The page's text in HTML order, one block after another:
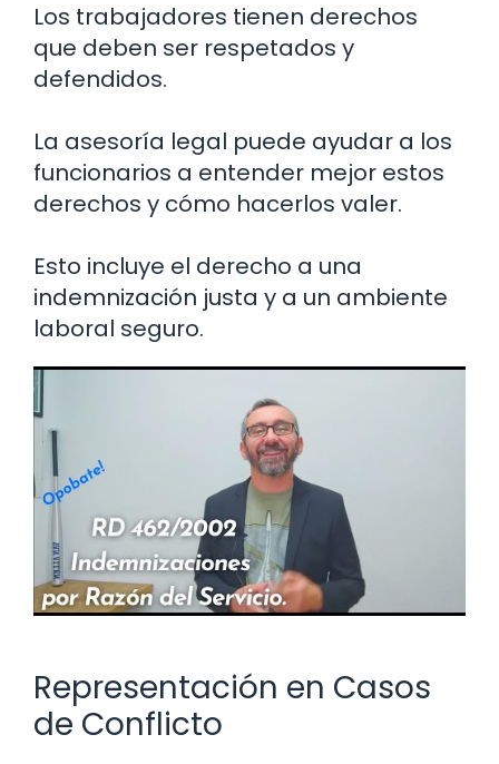
Los trabajadores tienen derechos
que deben ser respetados y
defendidos.
La asesoría legal puede ayudar a los
funcionarios a entender mejor estos
derechos y cómo hacerlos valer.
Esto incluye el derecho a una
indemnización justa y a un ambiente
laboral seguro.
Representación en Casos
de Conflicto